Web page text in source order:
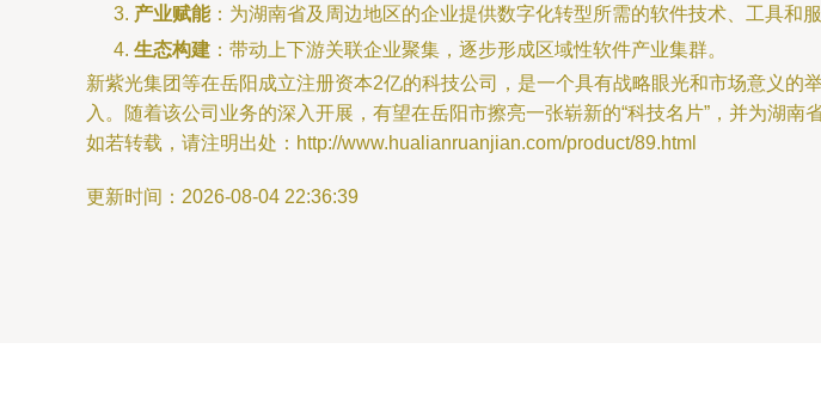
产业赋能：为湖南省及周边地区的企业提供数字化转型所需的软件技术、工具和服
生态构建 ：带动上下游关联企业聚集，逐步形成区域性软件产业集群。
新紫光集团等在岳阳成立注册资本2亿的科技公司，是一个具有战略眼光和市场意义
入。随着该公司业务的深入开展，有望在岳阳市擦亮一张崭新的“科技名片”，并为湖南
如若转载，请注明出处：http://www.hualianruanjian.com/product/89.html
更新时间：2026-08-04 22:36:39